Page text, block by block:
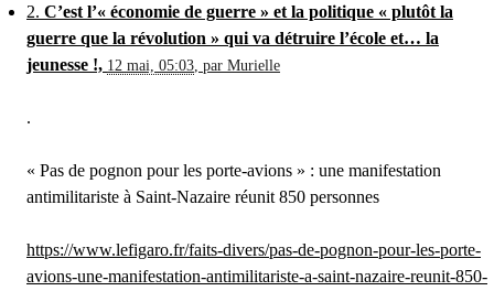
2. C’est l’« économie de guerre » et la politique « plutôt la
guerre que la révolution » qui va détruire l’école et… la
jeunesse !, 12 mai, 05:03 par Murielle
.
« Pas de pognon pour les porte-avions » : une manifestation
antimilitariste à Saint-Nazaire réunit 850 personnes
https://www.lefigaro.fr/faits-divers/pas-de-pognon-pour-les-porte-
avions-une-manifestation-antimilitariste-a-saint-nazaire-reunit-850-